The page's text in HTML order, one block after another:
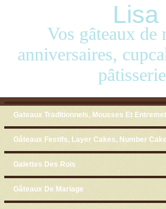
Lisa
Vos gâteaux de
anniversaires,
Menu
Skip to content
Gateaux Traditionnels, Mousses Et
Gâteaux Festifs, Layer Cakes, Number
Galettes Des Rois
Gâteaux De Mariage